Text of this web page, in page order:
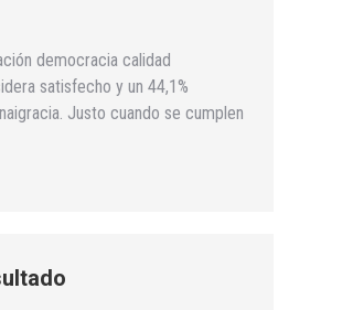
democracia calidad
satisfecho y un 44,1%
Justo cuando se cumplen